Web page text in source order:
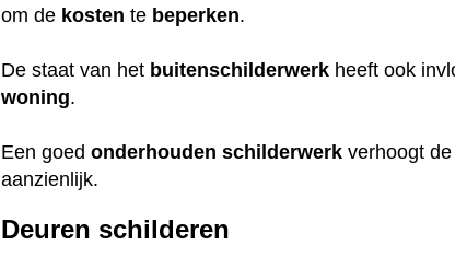
om de kosten te beperken.
De staat van het buitenschilderwerk heeft ook
woning.
Een goedonderhouden schilderwerk verhoogt
aanzienlijk.
Deuren schilderen